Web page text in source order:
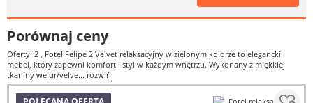
Porównaj ceny
Oferty: 2 , Fotel Felipe 2 Velvet relaksacyjny w zielonym kolorze to elegancki
mebel, który zapewni komfort i styl w każdym wnętrzu. Wykonany z miękkiej
tkaniny welur/velve... rozwiń